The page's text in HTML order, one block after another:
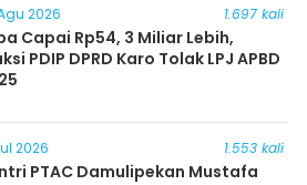
2026 1.697 kali
Capai Rp54, 3 Miliar Lebih,
PDIP DPRD Karo Tolak LPJ APBD
2026 1.553 kali
PTAC Damulipekan Mustafa